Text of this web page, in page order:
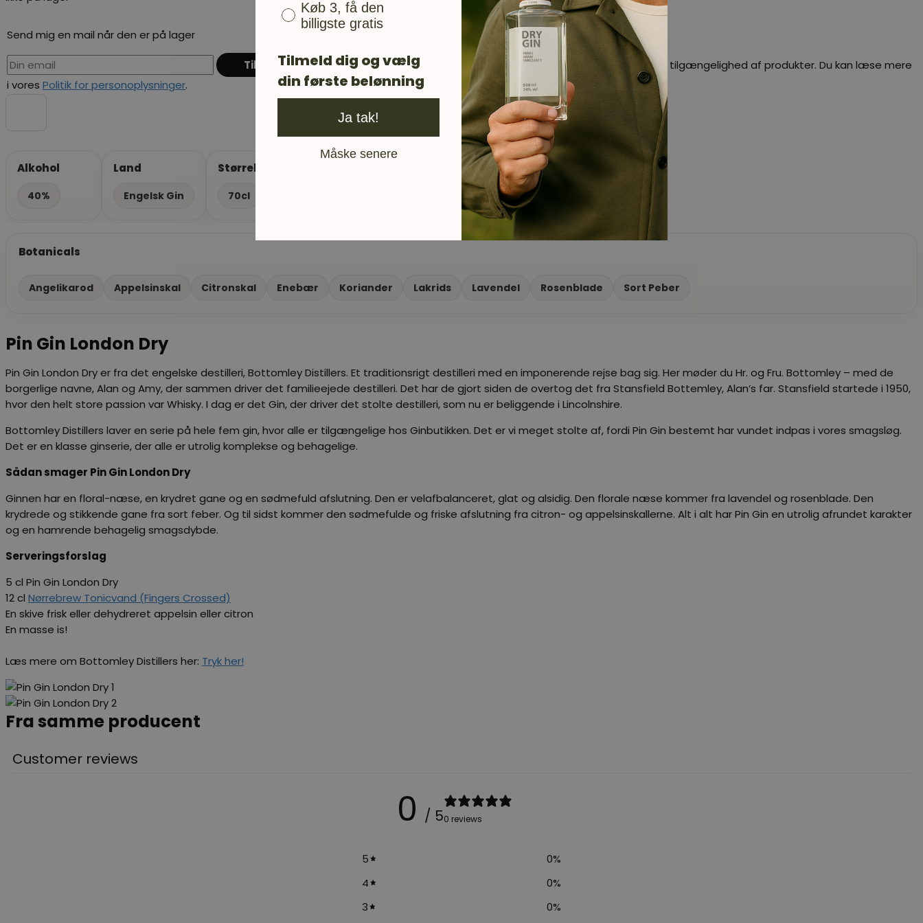
Send mig en mail når den er på lager
Din e-mail vil blive brugt til at give dig besked om tilgængelighed af produkter. Du kan læse mere
i vores Politik for personoplysninger.
Alkohol
40%
Land
Engelsk Gin
Størrelse
70cl
Producent
Bottomley Distillers
Botanicals
Angelikarod Appelsinskal Citronskal Enebær Koriander Lakrids Lavendel Rosenblade Sort Peber
Pin Gin London Dry
Pin Gin London Dry er fra det engelske destilleri, Bottomley Distillers. Et traditionsrigt destilleri med en imponerende rejse bag sig. Her møder du Hr. og Fru. Bottomley – med de
borgerlige navne, Alan og Amy, der sammen driver det familieejede destilleri. Det har de gjort siden de overtog det fra Stansfield Bottemley, Alan’s far. Stansfield startede i 1950,
hvor den helt store passion var Whisky. I dag er det Gin, der driver det stolte destilleri, som nu er beliggende i Lincolnshire.
Bottomley Distillers laver en serie på hele fem gin, hvor alle er tilgængelige hos Ginbutikken. Det er vi meget stolte af, fordi Pin Gin bestemt har vundet indpas i vores smagsløg.
Det er en klasse ginserie, der alle er utrolig komplekse og behagelige.
Sådan smager Pin Gin London Dry
Ginnen har en floral-næse, en krydret gane og en sødmefuld afslutning. Den er velafbalanceret, glat og alsidig. Den florale næse kommer fra lavendel og rosenblade. Den
krydrede og stikkende gane fra sort feber. Og til sidst kommer den sødmefulde og friske afslutning fra citron- og appelsinskallerne. Alt i alt har Pin Gin en utrolig afrundet karakter
og en hamrende behagelig smagsdybde.
Serveringsforslag
5 cl Pin Gin London Dry
12 cl Nørrebrew Tonicvand (Fingers Crossed)
En skive frisk eller dehydreret appelsin eller citron
En masse is!
Læs mere om Bottomley Distillers her: Tryk her!
Fra samme producent
Customer reviews
0 / 50 reviews
5 0%
4
0%
3
0%
Køb 3, få den
billigste gratis
Tilmeld dig og vælg
din første belønning
Ja tak!
Måske senere